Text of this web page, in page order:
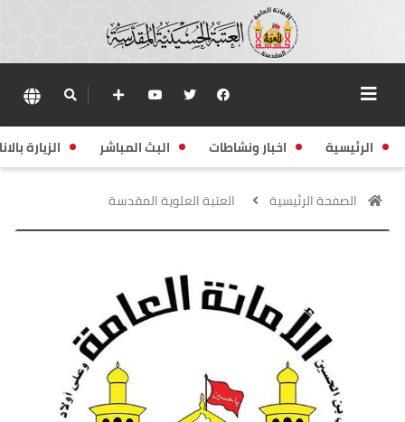
الرئيسية اخبار ونشاطات البث المباشر الزيارة
الصفحة الرئيسية العتبة العلوية المقدسة